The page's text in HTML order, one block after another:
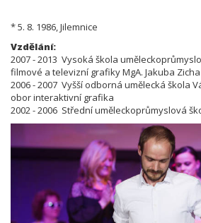
* 5. 8. 1986, Jilemnice
Vzdělání:
2007 - 2013 Vysoká škola
filmové a televizní grafiky MgA. Jakuba Zicha
2006 - 2007 Vyšší odborná umělecká škola
obor interaktivní grafika
2002 - 2006 Střední uměleckoprůmyslová